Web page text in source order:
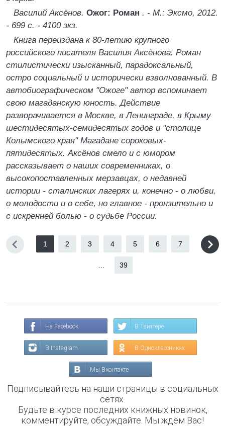
Василий Аксёнов. Ожог: Роман . - М.: Эксмо, 2012.
- 699 с. - 4100 экз.
Книга переиздана к 80-летию крупного
российского писателя Василия Аксёнова. Роман
стилистически изысканный, парадоксальный,
остро социальный и исторически взволнованный. В
автобиографическом "Ожоге" автор вспоминает
свою магаданскую юность. Действие
разворачивается в Москве, в Ленинграде, в Крыму
шестидесятых-семидесятых годов и "столице
Колымского края" Магадане сороковых-
пятидесятых. Аксёнов смело и с юмором
рассказывает о наших современниках, о
высокопоставленных мерзавцах, о недавней
истории - сталинских лагерях и, конечно - о любви,
о молодости и о себе, но главное - пронзительно и
с искренней болью - о судьбе России.
1 2 3 4 5 6 7
39
На Facebook В Твиттере
В Instagram В Одноклассниках
Мы Вконтакте
Подписывайтесь на наши страницы в социальных
сетях.
Будьте в курсе последних книжных новинок,
комментируйте, обсуждайте. Мы ждём Вас!